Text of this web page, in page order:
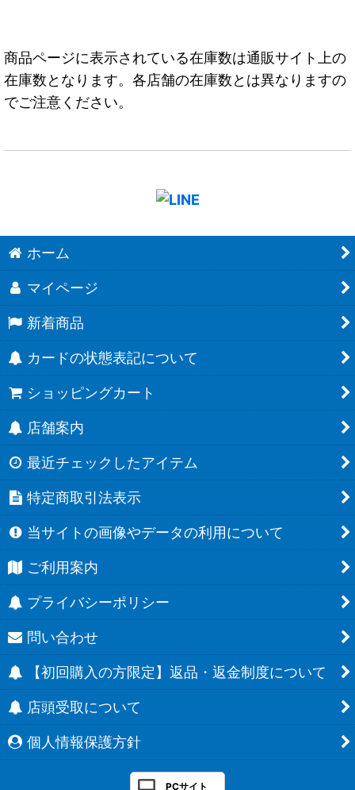
商品ページに表示されている在庫数は通販サイト上の
在庫数となります。各店舗の在庫数とは異なりますの
でご注意ください。
ホーム
マイページ
新着商品
カードの状態表記について
ショッピングカート
店舗案内
最近チェックしたアイテム
特定商取引法表示
当サイトの画像やデータの利用について
ご利用案内
プライバシーポリシー
問い合わせ
【初回購入の方限定】返品・返金制度について
店頭受取について
個人情報保護方針
PCサイト